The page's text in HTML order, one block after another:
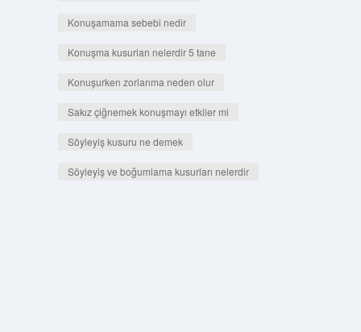
Konuşamama sebebi nedir
Konuşma kusurları nelerdir 5 tane
Konuşurken zorlanma neden olur
Sakız çiğnemek konuşmayı etkiler mi
Söyleyiş kusuru ne demek
Söyleyiş ve boğumlama kusurları nelerdir